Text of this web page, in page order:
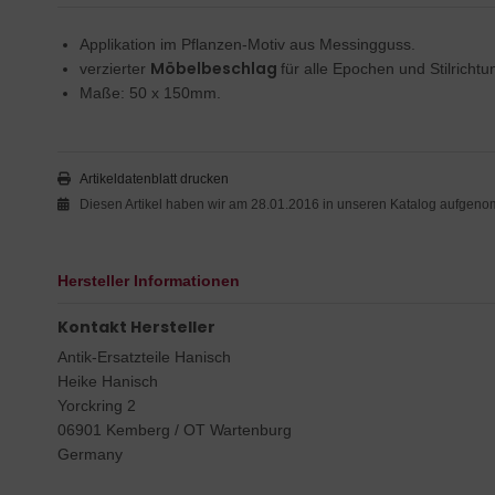
Applikation im Pflanzen-Motiv aus Messingguss.
verzierter Möbelbeschlag für alle Epochen und
Maße: 50 x 150mm.
Artikeldatenblatt drucken
Diesen Artikel haben wir am 28.01.2016 in unseren Katalog
Hersteller Informationen
Kontakt Hersteller
Antik-Ersatzteile Hanisch
Heike Hanisch
Yorckring 2
06901 Kemberg / OT Wartenburg
Germany